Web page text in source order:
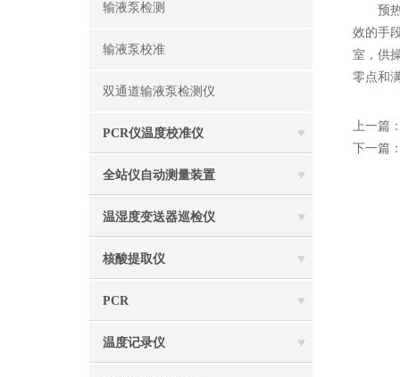
输液泵检测
输液泵校准
双通道输液泵检测仪
PCR仪温度校准仪
全站仪自动测量装置
温湿度变送器巡检仪
核酸提取仪
PCR
温度记录仪
预热
效的手
室，供
零点和
上一篇
下一篇